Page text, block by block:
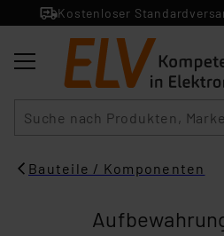
Kostenloser
Bauteile / Komponenten